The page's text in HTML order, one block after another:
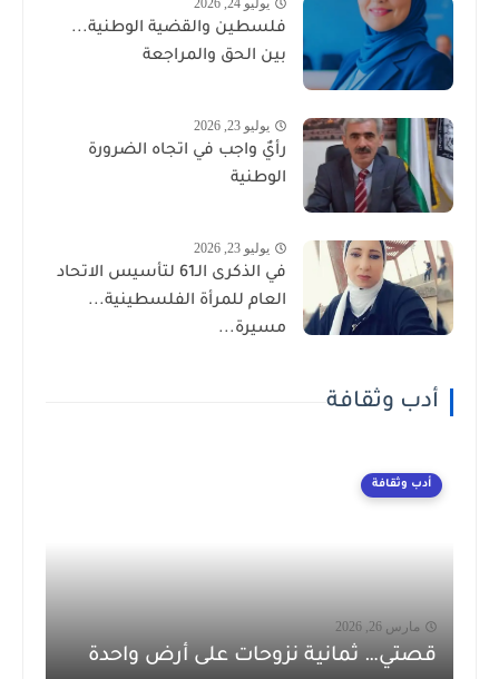
فلسطين والقضية الوطنية...
بين الحق والمراجعة
يوليو 23, 2026
رأيٌ واجب في اتجاه الضرورة
الوطنية
يوليو 23, 2026
في الذكرى الـ61 لتأسيس الاتحاد
العام للمرأة الفلسطينية...
مسيرة...
أدب وثقافة
أدب وثقافة
مارس 26, 2026
قصتي… ثمانية نزوحات على أرض واحدة